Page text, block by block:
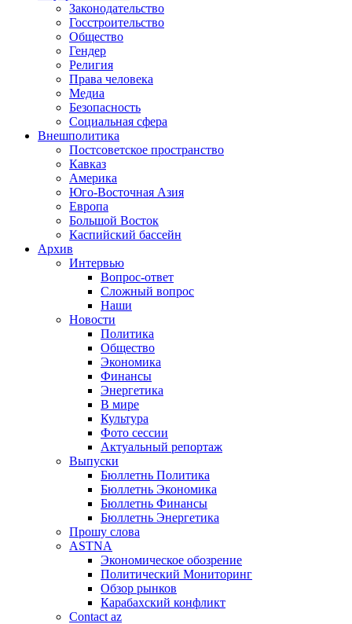
Законодательство
Госстроительство
Общество
Гендер
Религия
Права человека
Медиа
Безопасность
Социальная сфера
Внешполитика
Постсоветское пространство
Кавказ
Америка
Юго-Восточная Азия
Европа
Большой Восток
Каспийский бассейн
Архив
Интервью
Вопрос-ответ
Сложный вопрос
Наши
Новости
Политика
Общество
Экономика
Финансы
Энергетика
В мире
Культура
Фото сессии
Актуальный репортаж
Выпуски
Бюллетнь Политика
Бюллетнь Экономика
Бюллетнь Финансы
Бюллетнь Энергетика
Прошу слова
ASTNA
Экономическое обозрение
Политический Мониторинг
Обзор рынков
Карабахский конфликт
Contact az